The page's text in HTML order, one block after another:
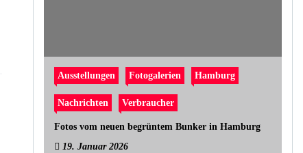
Ausstellungen Fotogalerien Hamburg
Nachrichten Verbraucher
Fotos vom neuen begrüntem Bunker in Hamburg
19. Januar 2026